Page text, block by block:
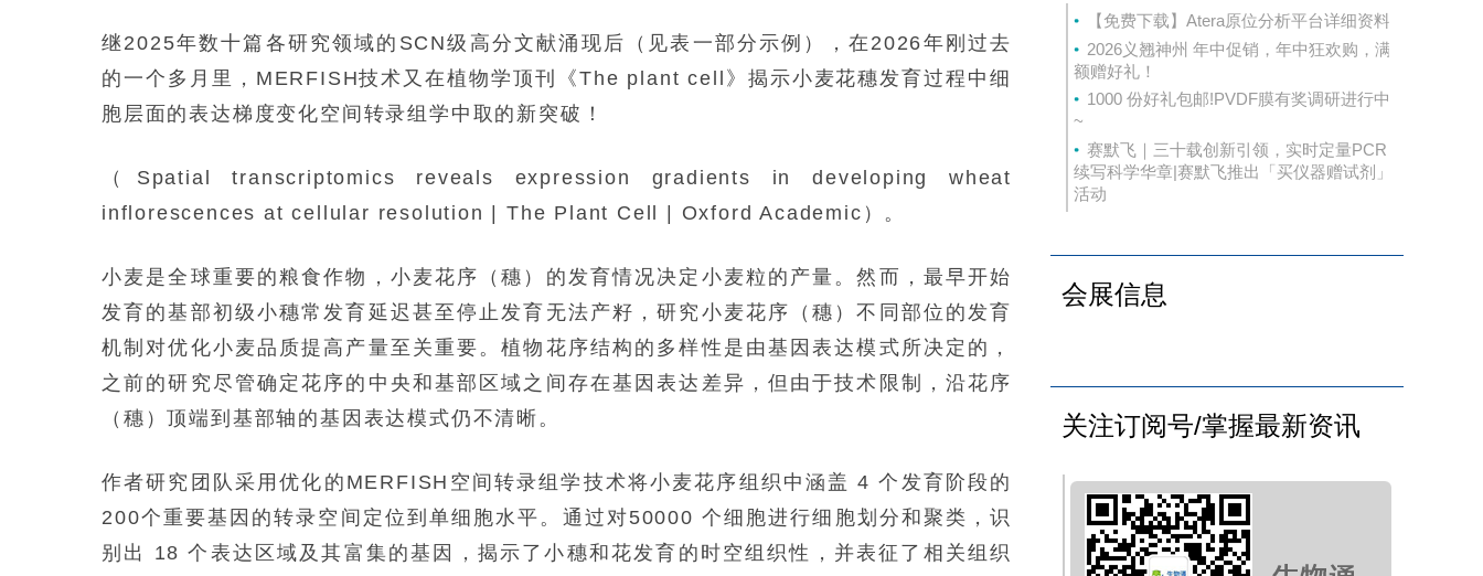
继2025年数十篇各研究领域的SCN级高分文献涌现后（见表一部分示例），在2026年刚过去
的一个多月里，MERFISH技术又在植物学顶刊《The plant cell》揭示小麦花穗发育过程中细
胞层面的表达梯度变化空间转录组学中取的新突破！
（Spatial transcriptomics reveals expression gradients in developing wheat
inflorescences at cellular resolution | The Plant Cell | Oxford Academic）。
小麦是全球重要的粮食作物，小麦花序（穗）的发育情况决定小麦粒的产量。然而，最早开始
发育的基部初级小穗常发育延迟甚至停止发育无法产籽，研究小麦花序（穗）不同部位的发育
机制对优化小麦品质提高产量至关重要。植物花序结构的多样性是由基因表达模式所决定的，
之前的研究尽管确定花序的中央和基部区域之间存在基因表达差异，但由于技术限制，沿花序
（穗）顶端到基部轴的基因表达模式仍不清晰。
作者研究团队采用优化的MERFISH空间转录组学技术将小麦花序组织中涵盖 4 个发育阶段的
200个重要基因的转录空间定位到单细胞水平。通过对50000 个细胞进行细胞划分和聚类，识
别出 18 个表达区域及其富集的基因，揭示了小穗和花发育的时空组织性，并表征了相关组织
【免费下载】Atera原位分析平台详细资料
2026义翘神州 年中促销，年中狂欢购，满
额赠好礼！
1000 份好礼包邮!PVDF膜有奖调研进行中
~
赛默飞｜三十载创新引领，实时定量PCR
续写科学华章|赛默飞推出「买仪器赠试剂」
活动
会展信息
关注订阅号/掌握最新资讯